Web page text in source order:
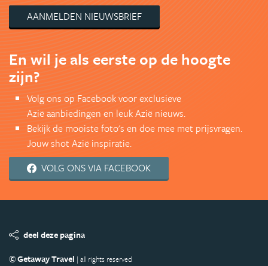
AANMELDEN NIEUWSBRIEF
En wil je als eerste op de hoogte
zijn?
Volg ons op Facebook voor exclusieve
Azië aanbiedingen en leuk Azië nieuws.
Bekijk de mooiste foto's en doe mee met prijsvragen.
Jouw shot Azië inspiratie.
VOLG ONS VIA FACEBOOK
deel deze pagina
© Getaway Travel | all rights reserved